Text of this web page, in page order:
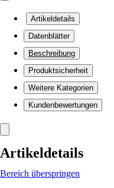
Artikeldetails
Datenblätter
Beschreibung
Produktsicherheit
Weitere Kategorien
Kundenbewertungen
Artikeldetails
Bereich überspringen